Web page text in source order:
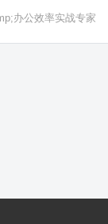
办公效率实战专家